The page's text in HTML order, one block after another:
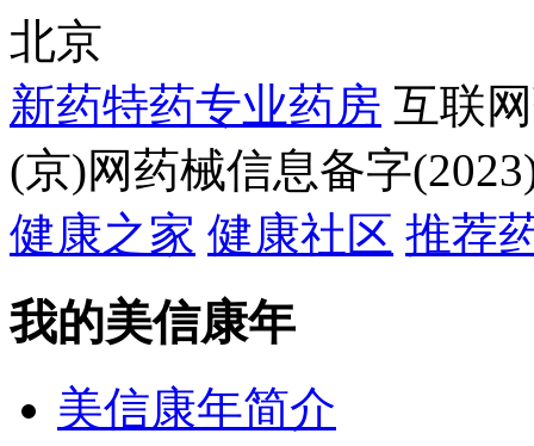
北京
新药特药专业药房 互联
(京)网药械信息备字
健康之家 健康社区 推荐
我的美信康年
美信康年简介